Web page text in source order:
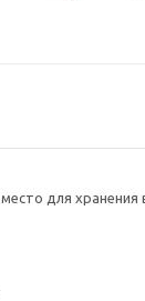
для